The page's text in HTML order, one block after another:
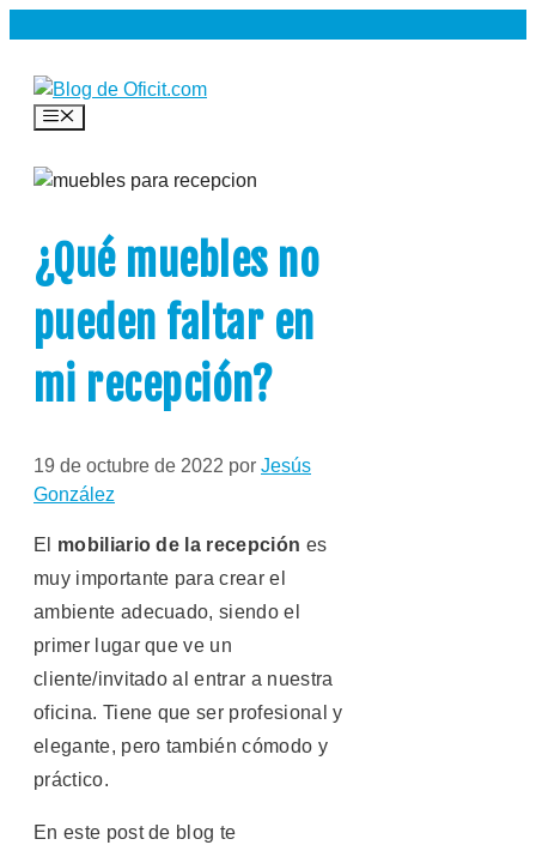
contenido
Menú
¿Qué muebles no
pueden faltar en
mi recepción?
19 de octubre de 2022 por Jesús
González
El mobiliario de la recepción es
muy importante para crear el
ambiente adecuado, siendo el
primer lugar que ve un
cliente/invitado al entrar a nuestra
oficina. Tiene que ser profesional y
elegante, pero también cómodo y
práctico.
En este post de blog te